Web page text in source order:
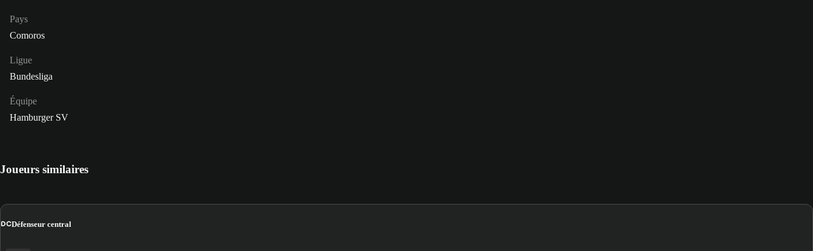
Pays
Comoros
Ligue
Bundesliga
Équipe
Hamburger SV
Joueurs similaires
DCDéfenseur central